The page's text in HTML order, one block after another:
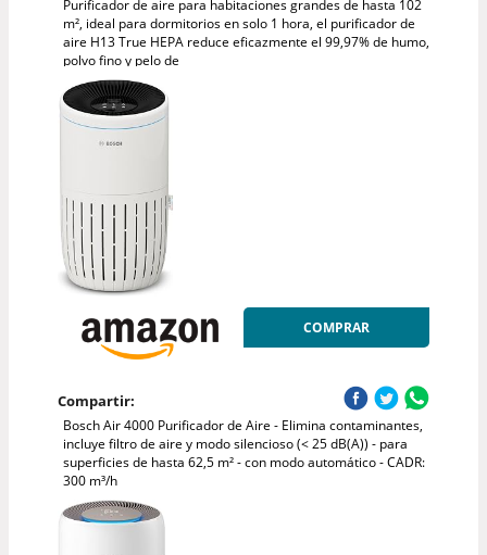
Purificador de aire para habitaciones grandes de hasta 102
m², ideal para dormitorios en solo 1 hora, el purificador de
aire H13 True HEPA reduce eficazmente el 99,97% de humo,
polvo fino y pelo de
COMPRAR
Compartir:
Bosch Air 4000 Purificador de Aire - Elimina contaminantes,
incluye filtro de aire y modo silencioso (< 25 dB(A)) - para
superficies de hasta 62,5 m² - con modo automático - CADR:
300 m³/h